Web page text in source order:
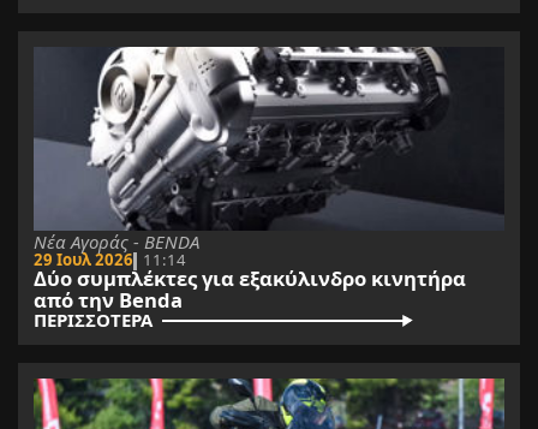
Νέα Αγοράς - BENDA
29 Ιουλ 2026 11:14
Δύο συμπλέκτες για εξακύλινδρο κινητήρα
από την Benda
ΠΕΡΙΣΣΟΤΕΡΑ